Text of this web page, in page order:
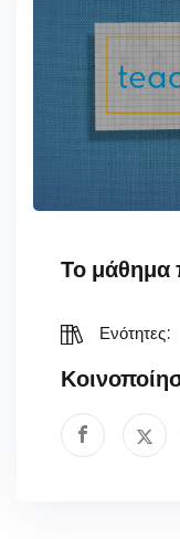
Το μάθημα
Ενότητες: